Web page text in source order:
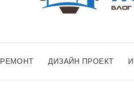
РЕМОНТ ДИЗАЙН ПРОЕКТ